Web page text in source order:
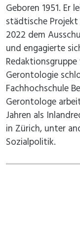
Geboren 1951. Er
städtische
2022 dem
und engagierte
Gerontologie
Fachhochschule
Gerontologe
Jahren als
in Zürich, unter
Sozialpolitik.